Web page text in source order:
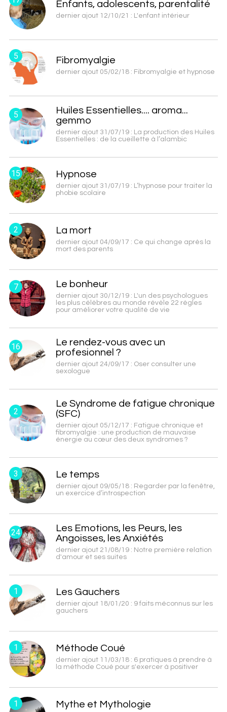
Enfants, adolescents, parentalité
dernier ajout 12/10/21 : L'enfant intérieur
5 Fibromyalgie
dernier ajout 05/02/18 : Fibromyalgie et hypnose
5
Huiles Essentielles.... aroma...
gemmo
dernier ajout 31/07/19 : La production des Huiles
Essentielles : de la cueillette à l’alambic
15 Hypnose
dernier ajout 31/07/19 : L’hypnose pour traiter la
phobie scolaire
2 La mort
dernier ajout 04/09/17 : Ce qui change après la
mort des parents
7 Le bonheur
dernier ajout 30/12/19 : L'un des psychologues
les plus célèbres au monde révèle 22 règles
pour améliorer votre qualité de vie
16
Le rendez-vous avec un
profesionnel ?
dernier ajout 24/09/17 : Oser consulter une
sexologue
2
Le Syndrome de fatigue chronique
(SFC)
dernier ajout 05/12/17 : Fatigue chronique et
fibromyalgie : une production de mauvaise
énergie au cœur des deux syndromes ?
3 Le temps
dernier ajout 09/05/18 : Regarder par la fenêtre,
un exercice d’introspection
24
Les Emotions, les Peurs, les
Angoisses, les Anxiétés
dernier ajout 21/08/19 : Notre première relation
d'amour et ses suites
1 Les Gauchers
dernier ajout 18/01/20 : 9 faits méconnus sur les
gauchers
1 Méthode Coué
dernier ajout 11/03/18 : 6 pratiques à prendre à
la méthode Coué pour s'exercer à positiver
1 Mythe et Mythologie